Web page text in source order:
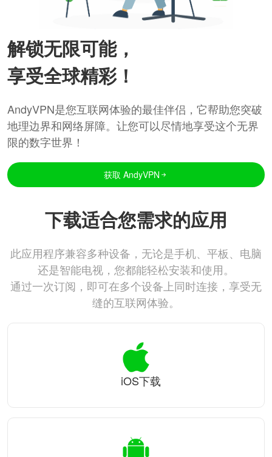
解锁无限可能，
享受全球精彩！
AndyVPN是您互联网体验的最佳伴侣，它帮助您突破
地理边界和网络屏障。让您可以尽情地享受这个无界
限的数字世界！
获取 AndyVPN
下载适合您需求的应用
此应用程序兼容多种设备，无论是手机、平板、电脑
还是智能电视，您都能轻松安装和使用。
通过一次订阅，即可在多个设备上同时连接，享受无
缝的互联网体验。
iOS下载